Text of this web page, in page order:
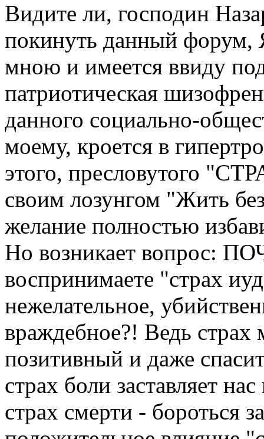
Видите ли, господин
покинуть данный форум,
мною и имеется ввиду
патриотическая
данного социально-
моему, кроется в
этого, пресловутого
своим лозунгом "Жить
желание полностью
Но возникает вопрос:
воспринимаете "страх
нежелательное,
враждебное?! Ведь
позитивный и даже
страх боли заставляет
страх смерти - бороться